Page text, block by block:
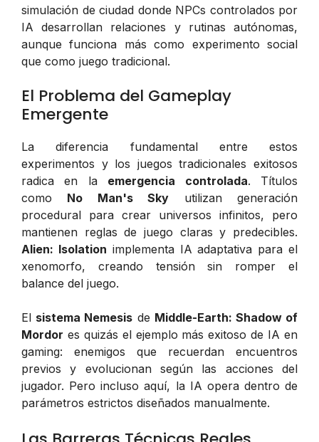
simulación de ciudad donde NPCs controlados por
IA desarrollan relaciones y rutinas autónomas,
aunque funciona más como experimento social
que como juego tradicional.
El Problema del Gameplay
Emergente
La diferencia fundamental entre estos
experimentos y los juegos tradicionales exitosos
radica en la emergencia controlada. Títulos
como No Man's Sky utilizan generación
procedural para crear universos infinitos, pero
mantienen reglas de juego claras y predecibles.
Alien: Isolation implementa IA adaptativa para el
xenomorfo, creando tensión sin romper el
balance del juego.
El sistema Nemesis de Middle-Earth: Shadow of
Mordor es quizás el ejemplo más exitoso de IA en
gaming: enemigos que recuerdan encuentros
previos y evolucionan según las acciones del
jugador. Pero incluso aquí, la IA opera dentro de
parámetros estrictos diseñados manualmente.